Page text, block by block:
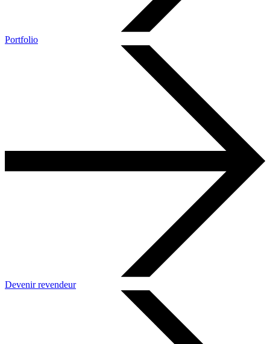
Portfolio
Devenir revendeur